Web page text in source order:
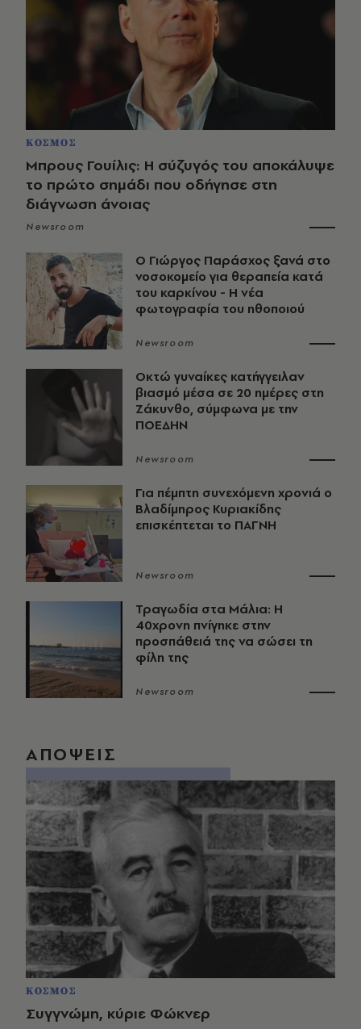
ΚΟΣΜΟΣ
Μπρους Γουίλις: Η σύζυγός του αποκάλυψε
το πρώτο σημάδι που οδήγησε στη
διάγνωση άνοιας
Newsroom
O Γιώργος Παράσχος ξανά στο
νοσοκομείο για θεραπεία κατά
του καρκίνου - Η νέα
φωτογραφία του ηθοποιού
Newsroom
Οκτώ γυναίκες κατήγγειλαν
βιασμό μέσα σε 20 ημέρες στη
Ζάκυνθο, σύμφωνα με την
ΠΟΕΔΗΝ
Newsroom
Για πέμπτη συνεχόμενη χρονιά ο
Βλαδίμηρος Κυριακίδης
επισκέπτεται το ΠΑΓΝΗ
Newsroom
Τραγωδία στα Μάλια: Η
40χρονη πνίγηκε στην
προσπάθειά της να σώσει τη
φίλη της
Newsroom
ΑΠΟΨΕΙΣ
ΚΟΣΜΟΣ
Συγγνώμη, κύριε Φώκνερ